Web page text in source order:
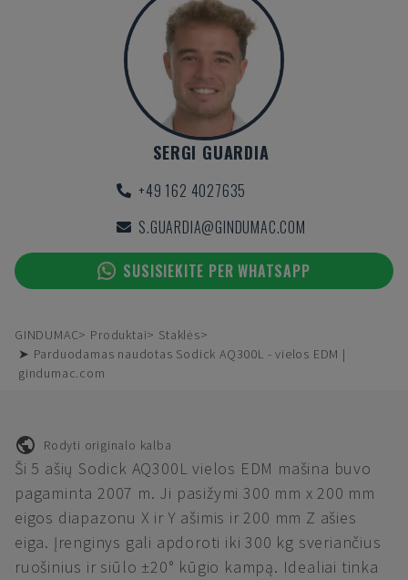
SERGI GUARDIA
+49 162 4027635
S.GUARDIA@GINDUMAC.COM
SUSISIEKITE PER WHATSAPP
GINDUMAC Produktai
Staklės
➤ Parduodamas naudotas Sodick AQ300L - vielos EDM |
gindumac.com
Rodyti originalo kalba
Ši 5 ašių Sodick AQ300L vielos EDM mašina buvo
pagaminta 2007 m. Ji pasižymi 300 mm x 200 mm
eigos diapazonu X ir Y ašimis ir 200 mm Z ašies
eiga. Įrenginys gali apdoroti iki 300 kg sveriančius
ruošinius ir siūlo ±20° kūgio kampą. Idealiai tinka